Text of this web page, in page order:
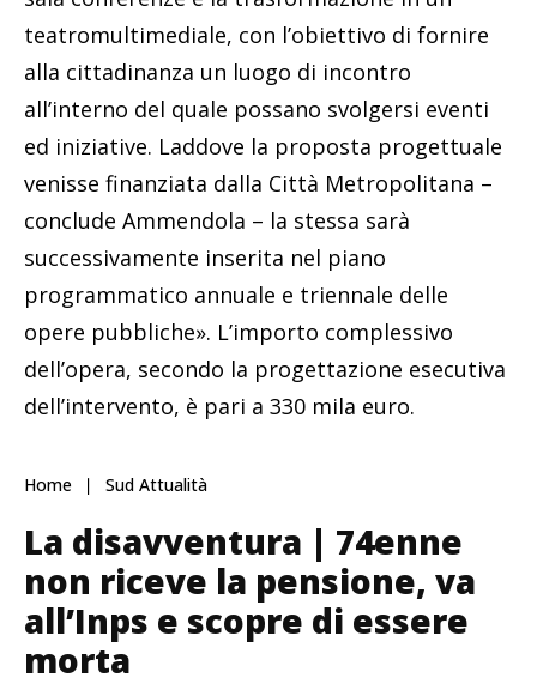
teatromultimediale, con l’obiettivo di fornire
alla cittadinanza un luogo di incontro
all’interno del quale possano svolgersi eventi
ed iniziative. Laddove la proposta progettuale
venisse finanziata dalla Città Metropolitana –
conclude Ammendola – la stessa sarà
successivamente inserita nel piano
programmatico annuale e triennale delle
opere pubbliche». L’importo complessivo
dell’opera, secondo la progettazione esecutiva
dell’intervento, è pari a 330 mila euro.
Home Sud Attualità
La disavventura | 74enne
non riceve la pensione, va
all’Inps e scopre di essere
morta